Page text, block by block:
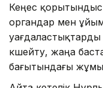
Кеңес
органдар мен
күшейту, жаңа
бағытындағы